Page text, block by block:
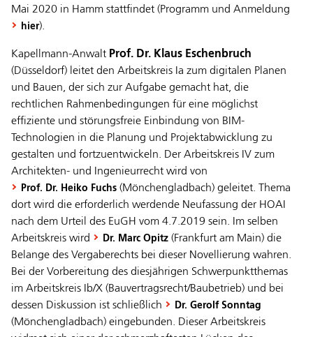
Mai 2020 in Hamm stattfindet (Programm und Anmeldung
hier).
Kapellmann-Anwalt Prof. Dr. Klaus Eschenbruch
(Düsseldorf) leitet den Arbeitskreis Ia zum digitalen Planen
und Bauen, der sich zur Aufgabe gemacht hat, die
rechtlichen Rahmenbedingungen für eine möglichst
effiziente und störungsfreie Einbindung von BIM-
Technologien in die Planung und Projektabwicklung zu
gestalten und fortzuentwickeln. Der Arbeitskreis IV zum
Architekten- und Ingenieurrecht wird von
Prof. Dr. Heiko Fuchs (Mönchengladbach) geleitet. Thema
dort wird die erforderlich werdende Neufassung der HOAI
nach dem Urteil des EuGH vom 4.7.2019 sein. Im selben
Arbeitskreis wird
Dr. Marc Opitz (Frankfurt am Main) die
Belange des Vergaberechts bei dieser Novellierung wahren.
Bei der Vorbereitung des diesjährigen Schwerpunktthemas
im Arbeitskreis Ib/X (Bauvertragsrecht/Baubetrieb) und bei
dessen Diskussion ist schließlich
Dr. Gerolf Sonntag
(Mönchengladbach) eingebunden. Dieser Arbeitskreis